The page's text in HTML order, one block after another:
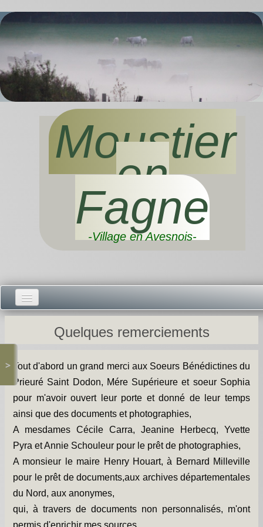
Moustier
en
Fagne
-Village en Avesnois-
Accueil -
Vie municipale -
Présentations -
Salle des Fêtes -
Blog Salle des Fêtes -
Comité des Fêtes -
Histoires -
Prieuré saint Dodon -
>
Quelques remerciements
Tout d'abord un grand merci aux Soeurs Bénédictines du
Prieuré Saint Dodon, Mére Supérieure et soeur Sophia
pour m'avoir ouvert leur porte et donné de leur temps
ainsi que des documents et photographies,
A mesdames Cécile Carra, Jeanine Herbecq, Yvette
Pyra et Annie Schouleur pour le prêt de photographies,
A monsieur le maire Henry Houart, à Bernard Milleville
pour le prêt de documents,aux archives départementales
du Nord, aux anonymes,
qui, à travers de documents non personnalisés, m'ont